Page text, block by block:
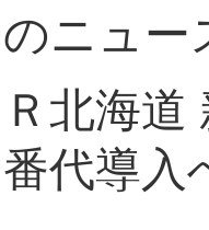
ニュー
北海道
代導入